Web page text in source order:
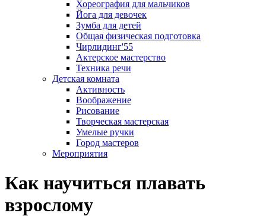
Хореография для мальчиков
Йога для девочек
Зумба для детей
Общая физическая подготовка
Чирлидинг'55
Актерское мастерство
Техника речи
Детская комната
Активность
Воображение
Рисование
Творческая мастерская
Умелые ручки
Город мастеров
Мероприятия
Как научиться плавать
взрослому